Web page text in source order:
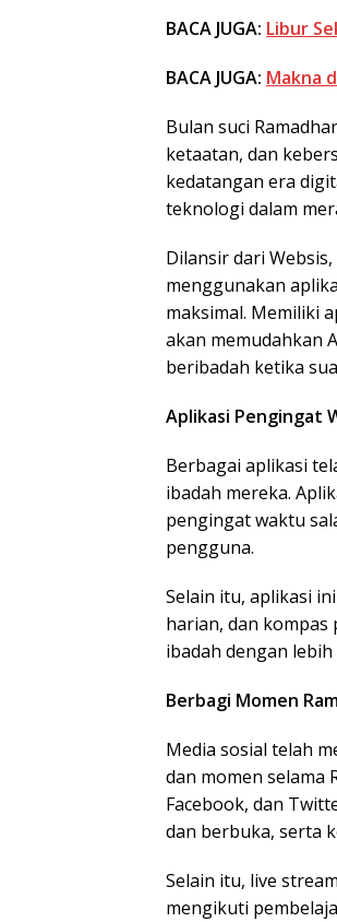
BACA JUGA: Libur
BACA JUGA: Makna
Bulan suci
ketaatan, dan
kedatangan era
teknologi dalam
Dilansir dari
menggunakan
maksimal. Memiliki
akan memudahkan
beribadah ketika
Aplikasi Pengingat
Berbagai aplikasi
ibadah mereka.
pengingat waktu
pengguna.
Selain itu, aplikasi
harian, dan
ibadah dengan
Berbagi Momen
Media sosial telah
dan momen selama
Facebook, dan
dan berbuka, serta
Selain itu, live
mengikuti